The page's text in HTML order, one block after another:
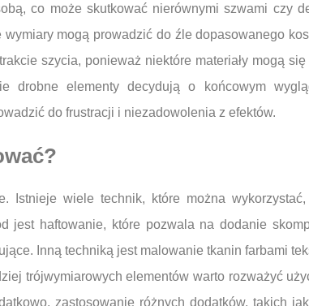
co może skutkować nierównymi szwami czy
mogą prowadzić do źle dopasowanego
szycia, ponieważ niektóre materiały mogą
drobne elementy decydują o końcowym
do frustracji i niezadowolenia z efektów.
Istnieje wiele technik, które można
jest haftowanie, które pozwala na dodanie
Inną techniką jest malowanie tkanin farbami
trójwymiarowych elementów warto rozważyć
zastosowanie różnych dodatków, takich